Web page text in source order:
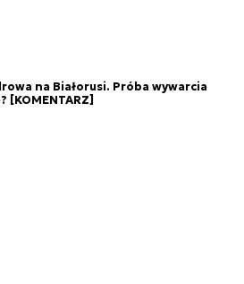
na Białorusi. Próba wywarcia
[KOMENTARZ]